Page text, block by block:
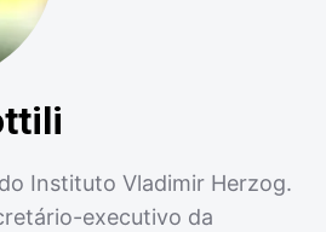
Instituto Vladimir Herzog.
executivo da